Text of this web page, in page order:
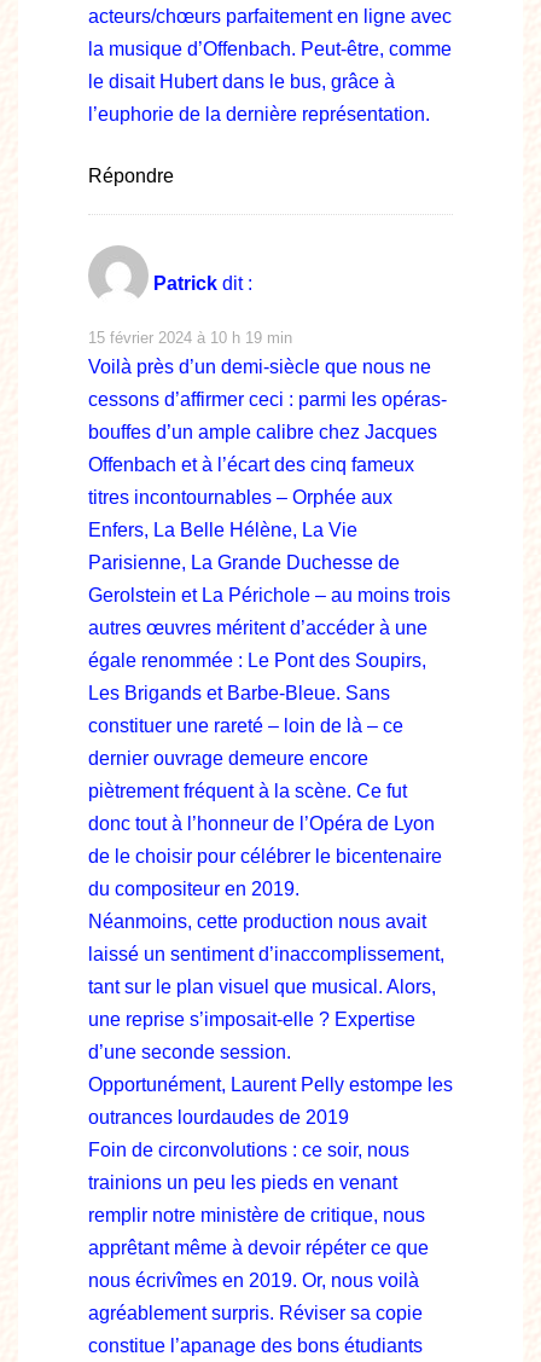
acteurs/chœurs parfaitement en ligne avec
la musique d’Offenbach. Peut-être, comme
le disait Hubert dans le bus, grâce à
l’euphorie de la dernière représentation.
Répondre
Patrick dit :
15 février 2024 à 10 h 19 min
Voilà près d’un demi-siècle que nous ne
cessons d’affirmer ceci : parmi les opéras-
bouffes d’un ample calibre chez Jacques
Offenbach et à l’écart des cinq fameux
titres incontournables – Orphée aux
Enfers, La Belle Hélène, La Vie
Parisienne, La Grande Duchesse de
Gerolstein et La Périchole – au moins trois
autres œuvres méritent d’accéder à une
égale renommée : Le Pont des Soupirs,
Les Brigands et Barbe-Bleue. Sans
constituer une rareté – loin de là – ce
dernier ouvrage demeure encore
piètrement fréquent à la scène. Ce fut
donc tout à l’honneur de l’Opéra de Lyon
de le choisir pour célébrer le bicentenaire
du compositeur en 2019.
Néanmoins, cette production nous avait
laissé un sentiment d’inaccomplissement,
tant sur le plan visuel que musical. Alors,
une reprise s’imposait-elle ? Expertise
d’une seconde session.
Opportunément, Laurent Pelly estompe les
outrances lourdaudes de 2019
Foin de circonvolutions : ce soir, nous
trainions un peu les pieds en venant
remplir notre ministère de critique, nous
apprêtant même à devoir répéter ce que
nous écrivîmes en 2019. Or, nous voilà
agréablement surpris. Réviser sa copie
constitue l’apanage des bons étudiants